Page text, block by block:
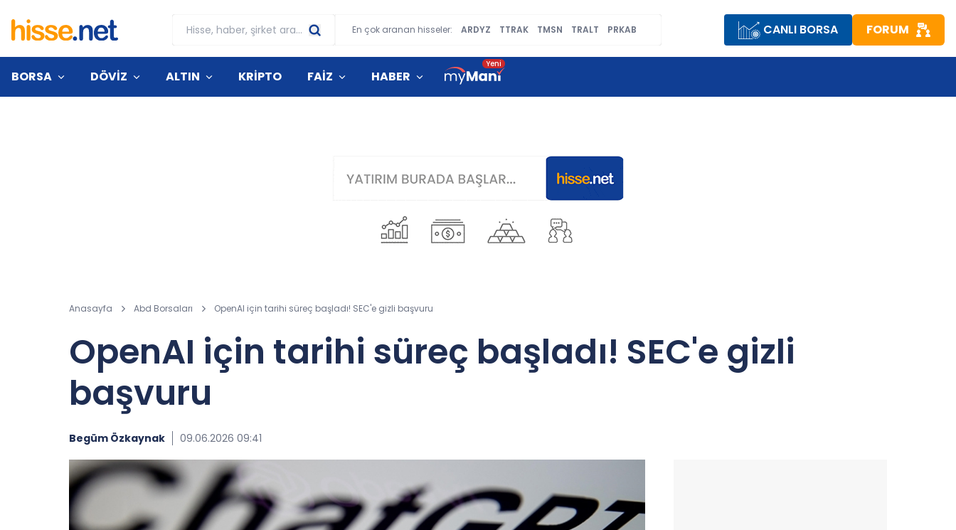
En çok aranan hisseler: ARDYZ TTRAK TMSN TRALT PRKAB CANLI BORSA FORUM
BORSA DÖVİZ ALTIN KRİPTO FAİZ HABER
Anasayfa Abd Borsaları OpenAI için tarihi süreç başladı! SEC'e gizli başvuru
OpenAI için tarihi süreç başladı! SEC'e gizli
başvuru
Begüm Özkaynak 09.06.2026 09:41